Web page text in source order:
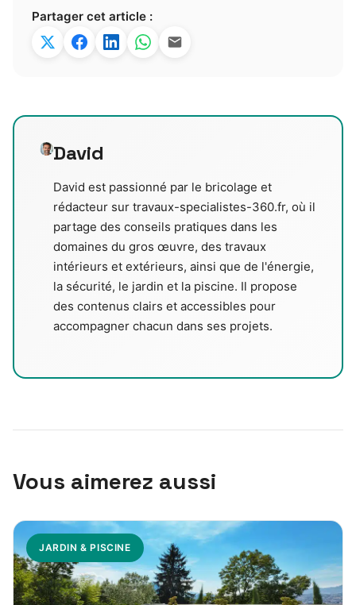
Partager cet article :
David
David est passionné par le bricolage et
rédacteur sur travaux-specialistes-360.fr, où il
partage des conseils pratiques dans les
domaines du gros œuvre, des travaux
intérieurs et extérieurs, ainsi que de l'énergie,
la sécurité, le jardin et la piscine. Il propose
des contenus clairs et accessibles pour
accompagner chacun dans ses projets.
Vous aimerez aussi
JARDIN & PISCINE